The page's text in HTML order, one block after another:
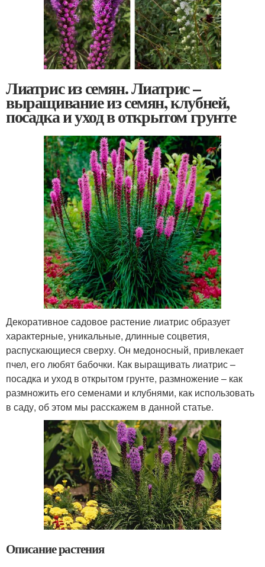
Лиатрис из семян. Лиатрис –
выращивание из семян, клубней,
посадка и уход в открытом грунте
Декоративное садовое растение лиатрис образует
характерные, уникальные, длинные соцветия,
распускающиеся сверху. Он медоносный, привлекает
пчел, его любят бабочки. Как выращивать лиатрис –
посадка и уход в открытом грунте, размножение – как
размножить его семенами и клубнями, как использовать
в саду, об этом мы расскажем в данной статье.
Описание растения